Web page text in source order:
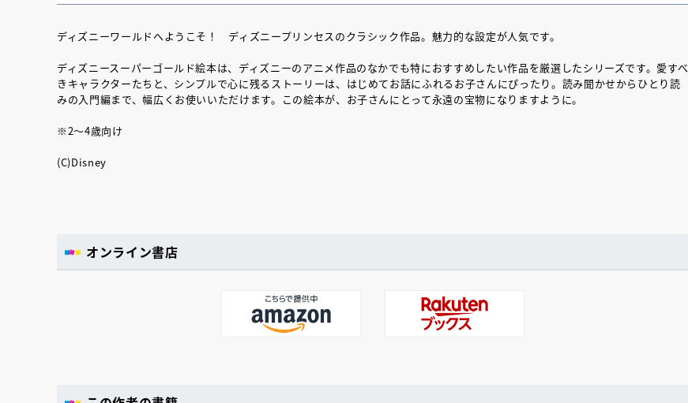
ディズニーワールドへようこそ！ ディズニープリンセスのクラシック作品。魅力的な設定が人気です。
ディズニースーパーゴールド絵本は、ディズニーのアニメ作品のなかでも特におすすめしたい作品を厳選したシリーズです。愛すべ
きキャラクターたちと、シンプルで心に残るストーリーは、はじめてお話にふれるお子さんにぴったり。読み聞かせからひとり読
みの入門編まで、幅広くお使いいただけます。この絵本が、お子さんにとって永遠の宝物になりますように。
※2～4歳向け
(C)Disney
オンライン書店
『NO.６再会』（あさのあつこ）特設サ
イト ＃４ 2026年９月30日発売決定！
フリースクールという選択